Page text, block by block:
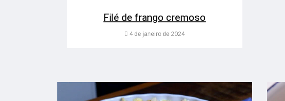
Filé de frango cremoso
4 de janeiro de 2024